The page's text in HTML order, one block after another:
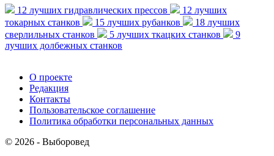
12 лучших гидравлических прессов
12 лучших
токарных станков
15 лучших рубанков
18 лучших
сверлильных станков
5 лучших ткацких станков
9
лучших долбежных станков
О проекте
Редакция
Контакты
Пользовательское соглашение
Политика обработки персональных данных
© 2026 - Выборовед